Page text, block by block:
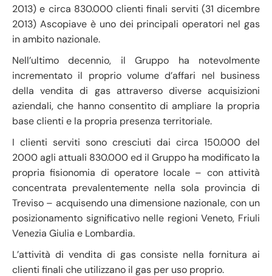
2013) e circa 830.000 clienti finali serviti (31 dicembre
2013) Ascopiave è uno dei principali operatori nel gas
in ambito nazionale.
Nell’ultimo decennio, il Gruppo ha notevolmente
incrementato il proprio volume d’affari nel business
della vendita di gas attraverso diverse acquisizioni
aziendali, che hanno consentito di ampliare la propria
base clienti e la propria presenza territoriale.
I clienti serviti sono cresciuti dai circa 150.000 del
2000 agli attuali 830.000 ed il Gruppo ha modificato la
propria fisionomia di operatore locale – con attività
concentrata prevalentemente nella sola provincia di
Treviso – acquisendo una dimensione nazionale, con un
posizionamento significativo nelle regioni Veneto, Friuli
Venezia Giulia e Lombardia.
L’attività di vendita di gas consiste nella fornitura ai
clienti finali che utilizzano il gas per uso proprio.